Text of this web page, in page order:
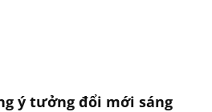
ý tưởng đổi mới sáng